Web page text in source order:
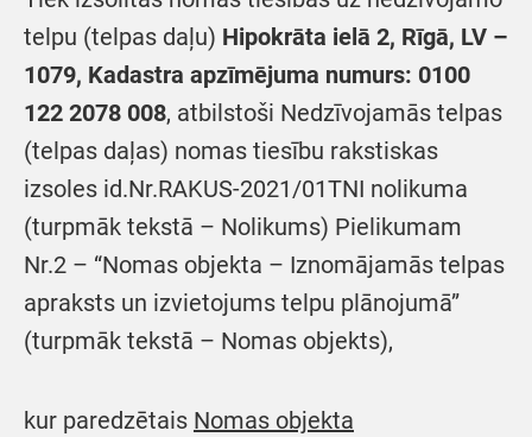
telpu (telpas daļu) Hipokrāta ielā 2, Rīgā, LV –
1079, Kadastra apzīmējuma numurs: 0100
122 2078 008, atbilstoši Nedzīvojamās telpas
(telpas daļas) nomas tiesību rakstiskas
izsoles id.Nr.RAKUS-2021/01TNI nolikuma
(turpmāk tekstā – Nolikums) Pielikumam
Nr.2 – “Nomas objekta – Iznomājamās telpas
apraksts un izvietojums telpu plānojumā”
(turpmāk tekstā – Nomas objekts),
kur paredzētais Nomas objekta